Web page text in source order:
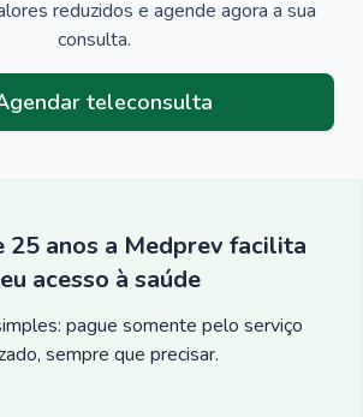
reduzidos e agende agora a sua
consulta.
teleconsulta
25 anos a Medprev facilita
acesso à saúde
pague somente pelo serviço
sempre que precisar.